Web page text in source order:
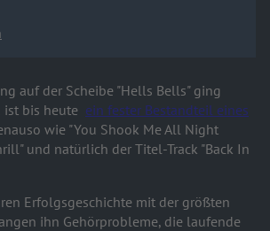
auf der Scheibe "Hells Bells" ging
bis heute ein fester Bestandteil eines
wie "You Shook Me All Night
und natürlich der Titel-Track "Back In
Erfolgsgeschichte mit der größten
ihn Gehörprobleme, die laufende